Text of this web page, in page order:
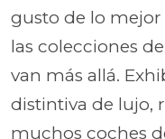
gusto de lo mejor
las colecciones
van más allá.
distintiva de lujo,
muchos coches